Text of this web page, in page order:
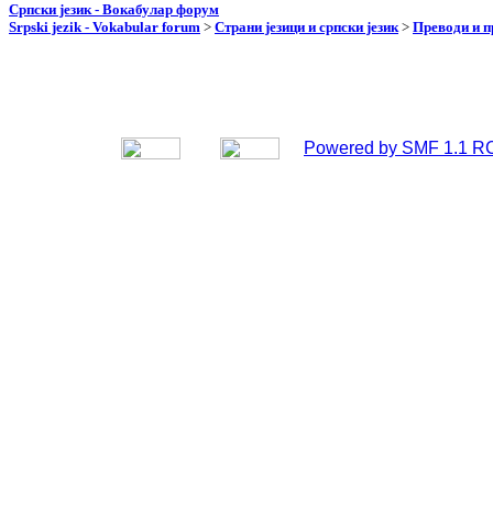
Српски језик - Вокабулар форум
Srpski jezik - Vokabular forum > Страни језици и српски језик> Преводи и
Powered by SMF 1.1